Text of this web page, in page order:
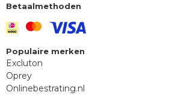
Betaalmethoden
Populaire merken
Excluton
Oprey
Onlinebestrating.nl